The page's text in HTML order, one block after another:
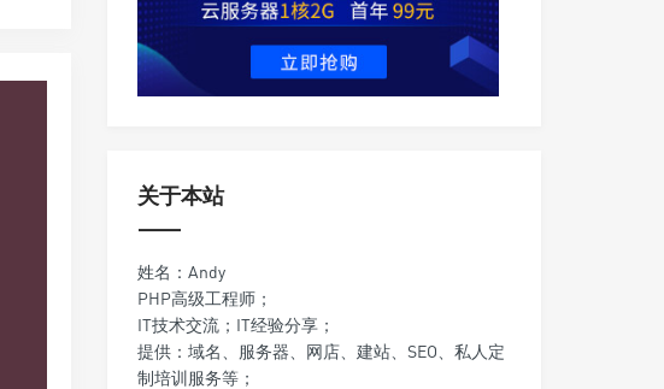
关于本站
姓名：Andy
PHP高级工程师；
IT技术交流；IT经验分享；
提供：域名、服务器、网店、建站、SEO、私人定
制培训服务等；